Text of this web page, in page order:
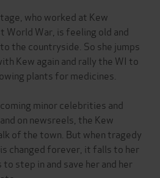
who worked at Kew
World War, is feeling old and
the countryside. So she jumps
Kew again and rally the WI to
plants for medicines.
minor celebrities and
on newsreels, the Kew
of the town. But when tragedy
changed forever, it falls to her
step in and save her and her